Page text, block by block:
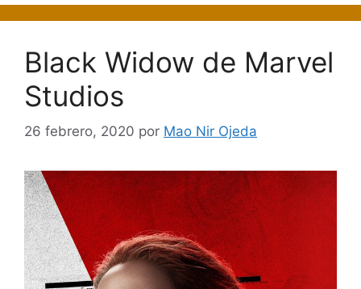
Black Widow de Marvel
Studios
26 febrero, 2020 por Mao Nir Ojeda